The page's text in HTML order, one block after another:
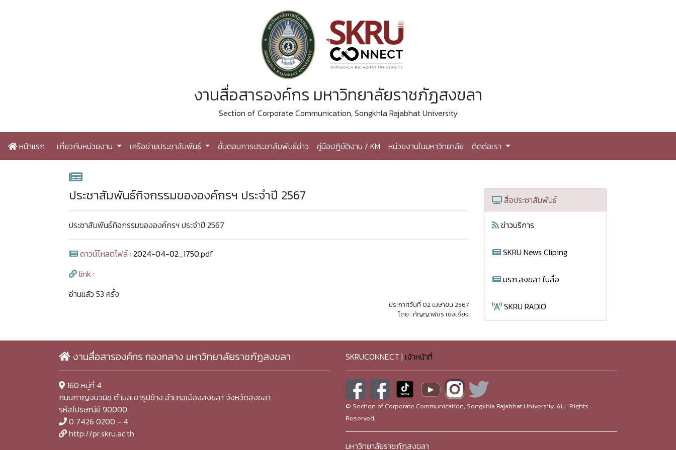
งานสื่อสารองค์กร มหาวิทยาลัยราชภัฏสงขลา
Section of Corporate Communication, Songkhla Rajabhat University
หน้าแรก เกี่ยวกับหน่วยงาน เครือข่ายประชาสัมพันธ์ ขั้นตอนการประชาสัมพันธ์ข่าว คู่มือปฏิบัติงาน / KM หน่วยงานในมหาวิทยาลัย ติดต่อเรา
ประชาสัมพันธ์กิจกรรมขององค์กรฯ ประจำปี 2567
ประชาสัมพันธ์กิจกรรมขององค์กรฯ ประจำปี 2567
ดาวน์โหลดไฟล์ : 2024-04-02_1750.pdf
link :
อ่านแล้ว 53 ครั้ง
ประกาศวันที่ 02 เมษายน 2567
โดย : กัญญาพัชร เซ่งเอียง
สื่อประชาสัมพันธ์
ข่าวบริการ
SKRU News Cliping
มรภ.สงขลา ในสื่อ
SKRU RADIO
งานสื่อสารองค์กร กองกลาง มหาวิทยาลัยราชภัฏสงขลา
160 หมู่ที่ 4
ถนนกาญจนวนิช ตำบลเขารูปช้าง อำเภอเมืองสงขลา จังหวัดสงขลา
รหัสไปรษณีย์ 90000
0 7426 0200 - 4
http://pr.skru.ac.th
SKRUCONNECT | เจ้าหน้าที่
© Section of Corporate Communication, Songkhla Rajabhat University. ALL Rights
Reserved.
มหาวิทยาลัยราชภัฏสงขลา